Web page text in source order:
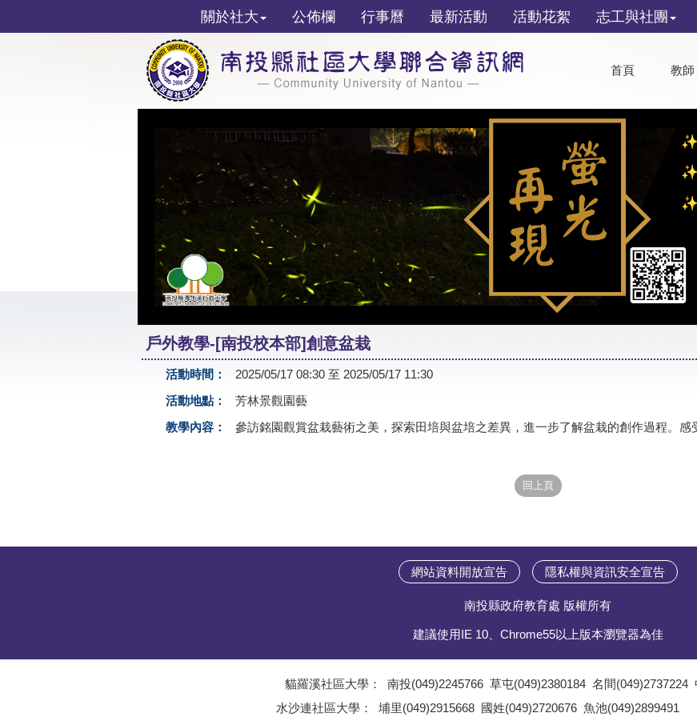
關於社大 公佈欄 行事曆 最新活動 活動花絮 志工與社團
首頁 教師
戶外教學-[南投校本部]創意盆栽
活動時間：
2025/05/17 08:30 至 2025/05/17 11:30
活動地點：
芳林景觀園藝
教學內容：
參訪銘園觀賞盆栽藝術之美，探索田培與盆培之差異，進一步了解盆栽的創作過程。感
網站資料開放宣告 隱私權與資訊安全宣告
南投縣政府教育處 版權所有
建議使用IE 10、Chrome55以上版本瀏覽器為佳
貓羅溪社區大學： 南投(049)2245766 草屯(049)2380184 名間(049)2737224
水沙連社區大學： 埔里(049)2915668 國姓(049)2720676 魚池(049)2899491